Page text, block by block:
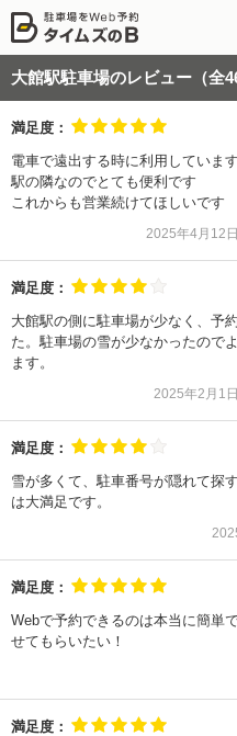
大館駅駐車場のレビュー（全
満足度：
電車で遠出する時に利用しています
駅の隣なのでとても便利です
これからも営業続けてほしいです
2025年4月12日
満足度：
大館駅の側に駐車場が少なく、予
た。駐車場の雪が少なかったので
ます。
2025年2月1日
満足度：
雪が多くて、駐車番号が隠れて探
は大満足です。
満足度：
Webで予約できるのは本当に簡単
せてもらいたい！
満足度：